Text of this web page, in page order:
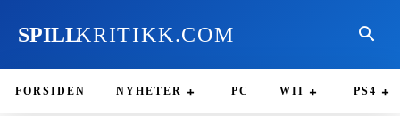
SPILLKRITIKK.COM
FORSIDEN NYHETER PC WII PS4